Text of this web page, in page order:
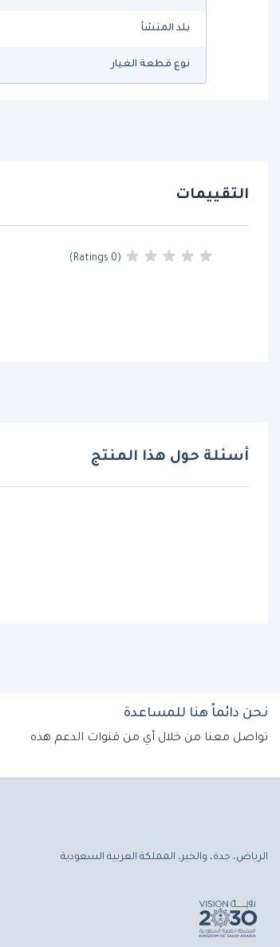
بلد المنشأ
نوع قطعة الغيار
التقييمات
(0 Ratings)
أسئلة حول هذا المنتج
نحن دائماً هنا للمساعدة
تواصل معنا من خلال أي من قنوات الدعم هذه
الرياض، جدة، والخبر، المملكة العربية السعودية